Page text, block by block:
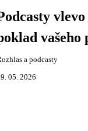
vašeho
a podcasty
05. 2026